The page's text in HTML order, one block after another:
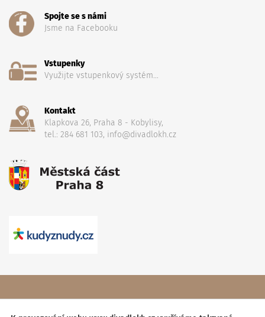
Spojte se s námi
Jsme na Facebooku
Vstupenky
Využijte vstupenkový systém...
Kontakt
Klapkova 26, Praha 8 - Kobylisy,
tel.: 284 681 103, info@divadlokh.cz